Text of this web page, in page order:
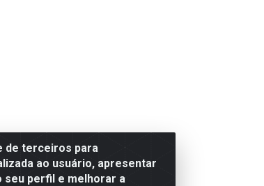
de terceiros para
ao usuário, apresentar
seu perfil e melhorar a